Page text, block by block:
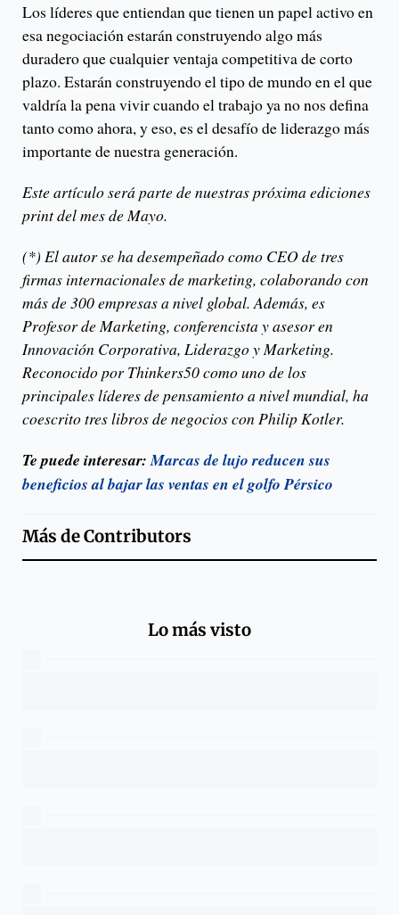
Los líderes que entiendan que tienen un papel activo en
esa negociación estarán construyendo algo más
duradero que cualquier ventaja competitiva de corto
plazo. Estarán construyendo el tipo de mundo en el que
valdría la pena vivir cuando el trabajo ya no nos defina
tanto como ahora, y eso, es el desafío de liderazgo más
importante de nuestra generación.
Este artículo será parte de nuestras próxima ediciones
print del mes de Mayo.
(*) El autor se ha desempeñado como CEO de tres
firmas internacionales de marketing, colaborando con
más de 300 empresas a nivel global. Además, es
Profesor de Marketing, conferencista y asesor en
Innovación Corporativa, Liderazgo y Marketing.
Reconocido por Thinkers50 como uno de los
principales líderes de pensamiento a nivel mundial, ha
coescrito tres libros de negocios con Philip Kotler.
Te puede interesar:Marcas de lujo reducen sus
beneficios al bajar las ventas en el golfo Pérsico
Más deContributors
Lo más visto